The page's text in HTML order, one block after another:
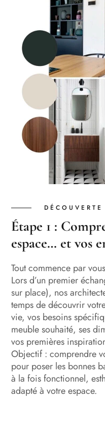
DÉCOUVERTE
Étape 1 :
espace… et vos
Tout commence par
Lors d’un premier
sur place), nos
temps de découvrir
vie, vos besoins
meuble souhaité, ses
vos premières
Objectif : comprendre
pour poser les bonnes
à la fois fonctionnel,
adapté à votre espace.